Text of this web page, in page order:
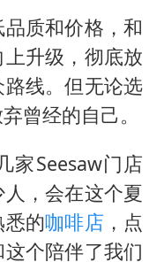
质和价格，和
升级，彻底放
线。但无论选
曾经的自己。
家Seesaw门店
，会在这个夏
悉的咖啡店 ，点
个陪伴了我们